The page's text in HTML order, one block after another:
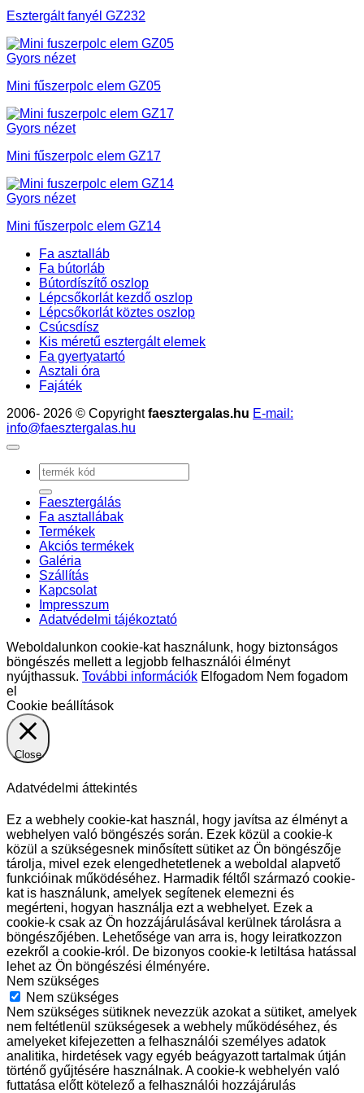
Esztergált fanyél GZ232
Gyors nézet
Mini fűszerpolc elem GZ05
Gyors nézet
Mini fűszerpolc elem GZ17
Gyors nézet
Mini fűszerpolc elem GZ14
Fa asztalláb
Fa bútorláb
Bútordíszítő oszlop
Lépcsőkorlát kezdő oszlop
Lépcsőkorlát köztes oszlop
Csúcsdísz
Kis méretű esztergált elemek
Fa gyertyatartó
Asztali óra
Fajáték
2006- 2026 © Copyrightfaesztergalas.hu E-mail:
info@faesztergalas.hu
Keresés
a
következőre:
Faesztergálás
Fa asztallábak
Termékek
Akciós termékek
Galéria
Szállítás
Kapcsolat
Impresszum
Adatvédelmi tájékoztató
Weboldalunkon cookie-kat használunk, hogy biztonságos
böngészés mellett a legjobb felhasználói élményt
nyújthassuk. További információk Elfogadom Nem fogadom
el
Cookie beállítások
Close
Adatvédelmi áttekintés
Ez a webhely cookie-kat használ, hogy javítsa az élményt a
webhelyen való böngészés során. Ezek közül a cookie-k
közül a szükségesnek minősített sütiket az Ön böngészője
tárolja, mivel ezek elengedhetetlenek a weboldal alapvető
funkcióinak működéséhez. Harmadik féltől származó cookie-
kat is használunk, amelyek segítenek elemezni és
megérteni, hogyan használja ezt a webhelyet. Ezek a
cookie-k csak az Ön hozzájárulásával kerülnek tárolásra a
böngészőjében. Lehetősége van arra is, hogy leiratkozzon
ezekről a cookie-król. De bizonyos cookie-k letiltása hatással
lehet az Ön böngészési élményére.
Nem szükséges
Nem szükséges
Nem szükséges sütiknek nevezzük azokat a sütiket, amelyek
nem feltétlenül szükségesek a webhely működéséhez, és
amelyeket kifejezetten a felhasználói személyes adatok
analitika, hirdetések vagy egyéb beágyazott tartalmak útján
történő gyűjtésére használnak. A cookie-k webhelyén való
futtatása előtt kötelező a felhasználói hozzájárulás